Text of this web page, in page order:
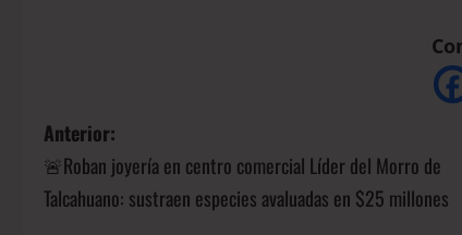
Anterior:
🚨Roban joyería en centro comercial Líder del Morro de
Talcahuano: sustraen especies avaluadas en $25 millones